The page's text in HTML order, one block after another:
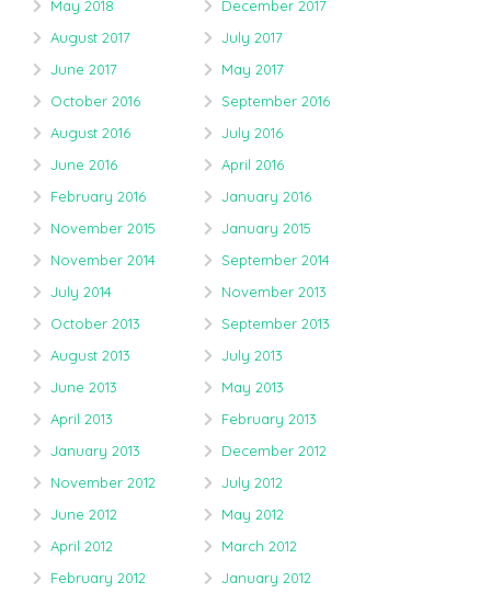
May 2018
December 2017
August 2017
July 2017
June 2017
May 2017
October 2016
September 2016
August 2016
July 2016
June 2016
April 2016
February 2016
January 2016
November 2015
January 2015
November 2014
September 2014
July 2014
November 2013
October 2013
September 2013
August 2013
July 2013
June 2013
May 2013
April 2013
February 2013
January 2013
December 2012
November 2012
July 2012
June 2012
May 2012
April 2012
March 2012
February 2012
January 2012